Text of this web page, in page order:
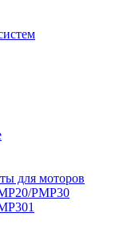
для моторов
PMP30